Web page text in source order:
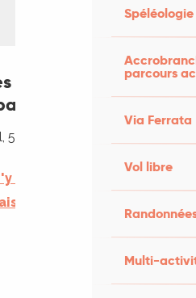
Spéléologie
parcours
Via Ferrata
Vol libre
Multi-
réfugiés
à Figeac »
5 rue de Colomb, 46100
rendre
en train !